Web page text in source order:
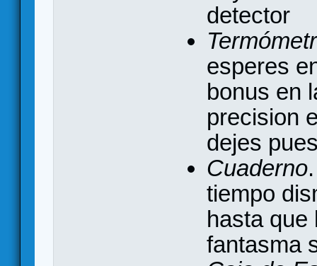
detector
esperes
bonus en
precision
dejes
Cuaderno
tiempo
hasta que
fantasma